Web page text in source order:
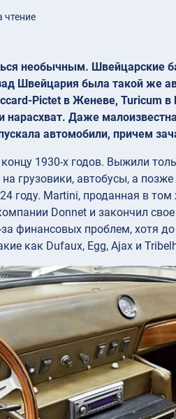
чтение
необычным. Швейцарские
Швейцария была такой же
Pictet в Женеве, Turicum
нарасхват. Даже
автомобили, причем
1930-х годов. Выжили
грузовики, автобусы, а
году. Martini, проданная в
Donnet и закончил
финансовых проблем, хотя
как Dufaux, Egg, Ajax и